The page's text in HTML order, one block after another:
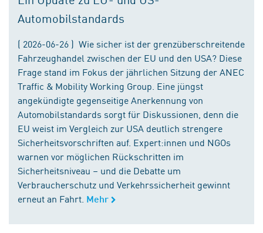
Automobilstandards
( 2026-06-26 ) Wie sicher ist der grenzüberschreitende
Fahrzeughandel zwischen der EU und den USA? Diese
Frage stand im Fokus der jährlichen Sitzung der ANEC
Traffic & Mobility Working Group. Eine jüngst
angekündigte gegenseitige Anerkennung von
Automobilstandards sorgt für Diskussionen, denn die
EU weist im Vergleich zur USA deutlich strengere
Sicherheitsvorschriften auf. Expert:innen und NGOs
warnen vor möglichen Rückschritten im
Sicherheitsniveau – und die Debatte um
Verbraucherschutz und Verkehrssicherheit gewinnt
erneut an Fahrt. Mehr